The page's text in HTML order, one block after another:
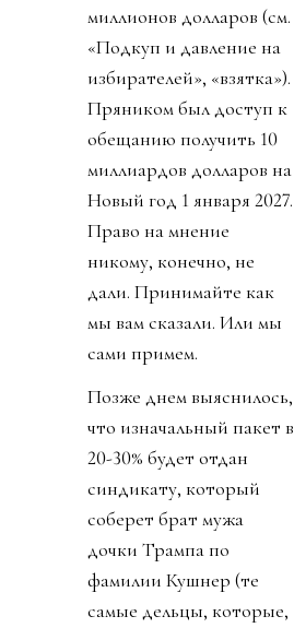
миллионов долларов (см.
«Подкуп и давление на
избирателей», «взятка»).
Пряником был доступ к
обещанию получить 10
миллиардов долларов на
Новый год 1 января 2027.
Право на мнение
никому, конечно, не
дали. Принимайте как
мы вам сказали. Или мы
сами примем.
Позже днем выяснилось,
что изначальный пакет в
20-30% будет отдан
синдикату, который
соберет брат мужа
дочки Трампа по
фамилии Кушнер (те
самые дельцы, которые,